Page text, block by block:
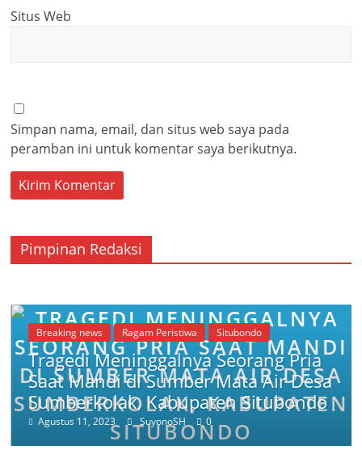
Situs Web
Simpan nama, email, dan situs web saya pada
peramban ini untuk komentar saya berikutnya.
Pimpinan Redaksi
Breaking news Ragam Peristiwa Situbondo
Tragedi Meninggalnya Seorang Pria
Saat Mandi di Sumber Mata Air Desa
Sumberkolak, Kabupaten Situbondo
Agustus 11, 2023 SuyonoSH 0